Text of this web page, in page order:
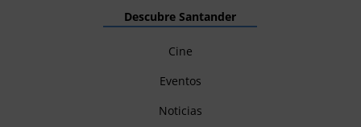
Descubre Santander
Cine
Eventos
Noticias